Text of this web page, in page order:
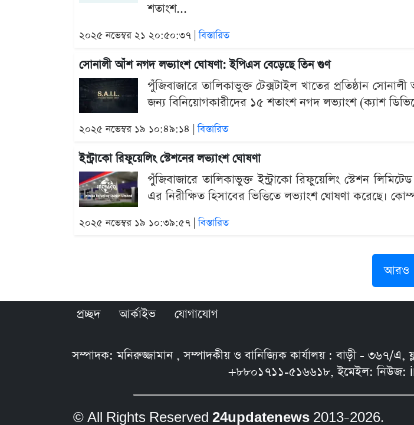
শতাংশ...
২০২৫ নভেম্বর ২১ ২০:৫০:৩৭ |বিস্তারিত
সোনালী আঁশ নগদ লভ্যাংশ ঘোষণা: ইপিএস বেড়েছে তিন গুণ
পুঁজিবাজারে তালিকাভুক্ত টেক্সটাইল খাতের প্রতিষ্ঠান
জন্য বিনিয়োগকারীদের ১৫ শতাংশ নগদ লভ্যাংশ (ক্যাশ
২০২৫ নভেম্বর ১৯ ১০:৪৯:১৪ |বিস্তারিত
ইন্ট্রাকো রিফুয়েলিং স্টেশনের লভ্যাংশ ঘোষণা
পুঁজিবাজারে তালিকাভুক্ত ইন্ট্রাকো রিফুয়েলিং স্টেশন
এর নিরীক্ষিত হিসাবের ভিত্তিতে লভ্যাংশ ঘোষণা করেছে।
২০২৫ নভেম্বর ১৯ ১০:৩৯:৫৭ |বিস্তারিত
আরও
প্রচ্ছদ আর্কাইভ যোগাযোগ
সম্পাদক: মনিরুজ্জামান , সম্পাদকীয় ও বানিজ্যিক কার্যালয় : বাড়ী - ৩৬৭/
+৮৮০১৭১১-৫১৬৬১৮, ইমেইল: নিউজ:
© All Rights Reserved 24updatenews2013–2026.